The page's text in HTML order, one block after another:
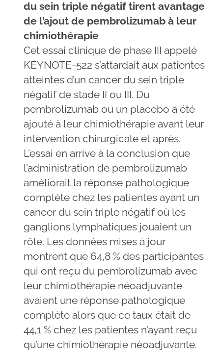
du sein triple négatif tirent avantage
de l’ajout de pembrolizumab à leur
chimiothérapie
Cet essai clinique de phase III appelé
KEYNOTE-522 s’attardait aux patientes
atteintes d’un cancer du sein triple
négatif de stade II ou III. Du
pembrolizumab ou un placebo a été
ajouté à leur chimiothérapie avant leur
intervention chirurgicale et après.
L’essai en arrive à la conclusion que
l’administration de pembrolizumab
améliorait la réponse pathologique
complète chez les patientes ayant un
cancer du sein triple négatif où les
ganglions lymphatiques jouaient un
rôle. Les données mises à jour
montrent que 64,8 % des participantes
qui ont reçu du pembrolizumab avec
leur chimiothérapie néoadjuvante
avaient une réponse pathologique
complète alors que ce taux était de
44,1 % chez les patientes n’ayant reçu
qu’une chimiothérapie néoadjuvante.